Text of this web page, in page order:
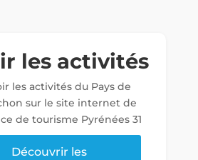
les activités
les activités du Pays de
sur le site internet de
de tourisme Pyrénées 31
Découvrir les